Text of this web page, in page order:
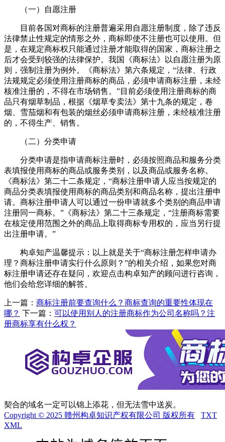
（一）自愿注册
目前各国对商标的注册普遍采用自愿注册制度，除了违反
法律禁止性规定的情形之外，商标即使不注册也可以使用。但
是，在规定商标权只能通过注册才能取得的国家，商标注册之
后才会受到较强的法律保护。我国《商标法》以自愿注册为原
则，强制注册为例外。《商标法》第六条规定，“法律、行政
法规规定必须使用注册商标的商品，必须申请商标注册，未经
核准注册的，不得在市场销售。”目前必须使用注册商标的商
品只有烟草制品，根据《烟草专卖法》第十九条的规定，卷
烟、雪茄烟和有包装的烟丝必须申请商标注册，未经核准注册
的，不得生产、销售。
（二）分类申请
分类申请是指申请商标注册时，必须按照商品和服务分类
表填报使用商标的商品或服务类别，以及商品或服务名称。
《商标法》第二十二条规定，“商标注册申请人应当按规定的
商品分类表填报使用商标的商品类别和商品名称，提出注册申
请。商标注册申请人可以通过一份申请就多个类别的商品申请
注册同一商标。”《商标法》第二十三条规定，“注册商标需要
在核定使用范围之外的商品上取得商标专用权的，应当另行提
出注册申请。”
构卓知产温馨提示：以上就是关于“商标注册怎样申请办
理？商标注册申请实行什么原则？”的相关介绍，如果您对商
标注册申请还存在疑问，欢迎点击构卓知产的顾问进行咨询，
他们会给您详细的解答。
上一篇： 商标注册前要查询什么？商标查询的重要性体现在
哪？ 下一篇： 可以使用别人的注册商标作为公司名称吗？注
册商标享有什么权？
契合的域名一定可以锦上添花，但无法雪中送炭。
Copyright © 2025 赣州构卓知识产权有限公司 版权所有
TXT
XML